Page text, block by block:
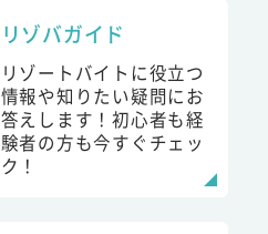
リゾバガイド
リゾートバイトに役立つ
情報や知りたい疑問にお
答えします！初心者も経
験者の方も今すぐチェッ
ク！